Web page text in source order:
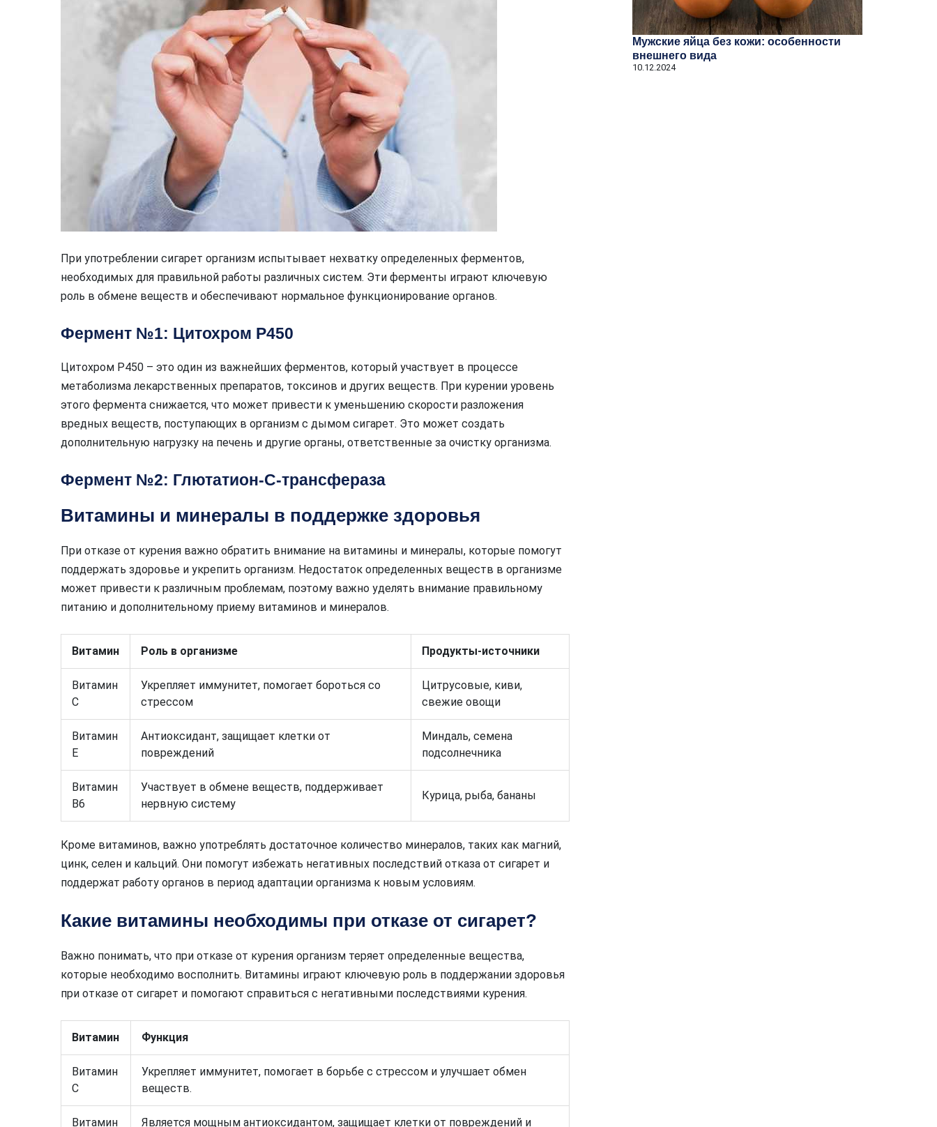
При употреблении сигарет организм испытывает нехватку определенных ферментов,
необходимых для правильной работы различных систем. Эти ферменты играют ключевую
роль в обмене веществ и обеспечивают нормальное функционирование органов.
Фермент №1: Цитохром Р450
Цитохром Р450 – это один из важнейших ферментов, который участвует в процессе
метаболизма лекарственных препаратов, токсинов и других веществ. При курении уровень
этого фермента снижается, что может привести к уменьшению скорости разложения
вредных веществ, поступающих в организм с дымом сигарет. Это может создать
дополнительную нагрузку на печень и другие органы, ответственные за очистку организма.
Фермент №2: Глютатион-С-трансфераза
Витамины и минералы в поддержке здоровья
При отказе от курения важно обратить внимание на витамины и минералы, которые помогут
поддержать здоровье и укрепить организм. Недостаток определенных веществ в организме
может привести к различным проблемам, поэтому важно уделять внимание правильному
питанию и дополнительному приему витаминов и минералов.
Витамин Роль в организме Продукты-источники
Витамин
С
Укрепляет иммунитет, помогает бороться со
стрессом
Цитрусовые, киви,
свежие овощи
Витамин
Е
Антиоксидант, защищает клетки от
повреждений
Миндаль, семена
подсолнечника
Витамин
В6
Участвует в обмене веществ, поддерживает
нервную систему
Курица, рыба, бананы
Кроме витаминов, важно употреблять достаточное количество минералов, таких как магний,
цинк, селен и кальций. Они помогут избежать негативных последствий отказа от сигарет и
поддержат работу органов в период адаптации организма к новым условиям.
Какие витамины необходимы при отказе от сигарет?
Важно понимать, что при отказе от курения организм теряет определенные вещества,
которые необходимо восполнить. Витамины играют ключевую роль в поддержании здоровья
при отказе от сигарет и помогают справиться с негативными последствиями курения.
Витамин Функция
Витамин
С
Укрепляет иммунитет, помогает в борьбе с стрессом и улучшает обмен
веществ.
Витамин Является мощным антиоксидантом, защищает клетки от повреждений и
Мужские яйца без кожи: особенности
внешнего вида
10.12.2024